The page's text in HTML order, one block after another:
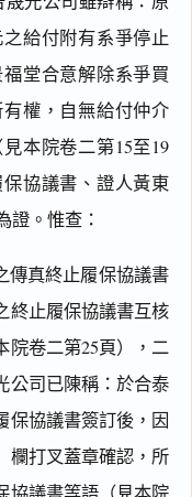
給付附有系爭停止
堂合意解除系爭買
權，自無給付仲介
本院卷二第15至19
協議書、證人黃東
證。惟查：
傳真終止履保協議書
終止履保協議書互核
院卷二第25頁），二
公司已陳稱：於合泰
保協議書簽訂後，因
欄打叉蓋章確認，所